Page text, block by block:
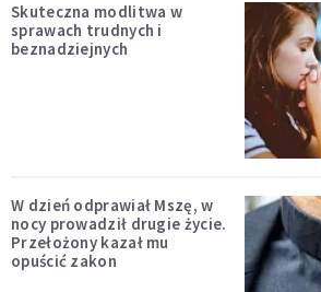
Skuteczna modlitwa w
sprawach trudnych i
beznadziejnych
W dzień odprawiał Mszę, w
nocy prowadził drugie życie.
Przełożony kazał mu
opuścić zakon